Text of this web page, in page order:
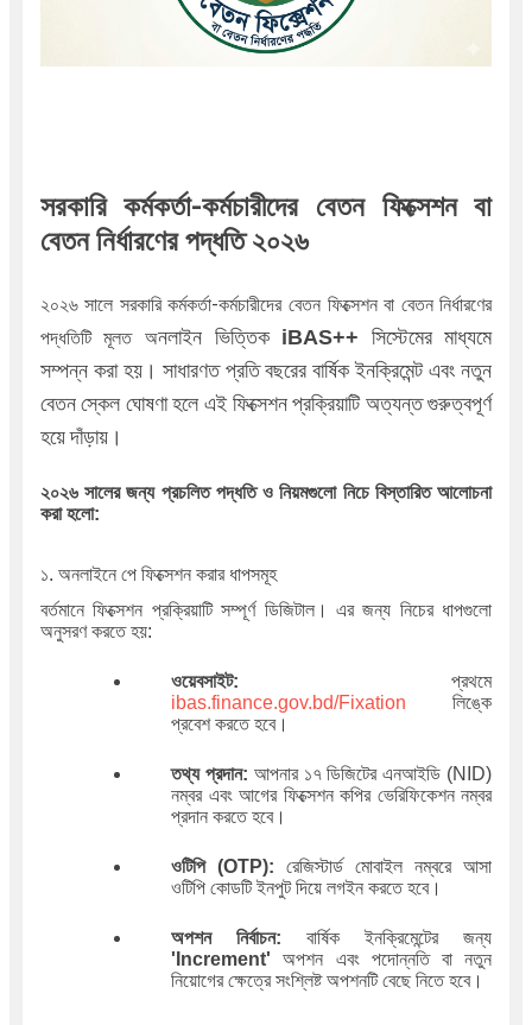
সরকারি কর্মকর্তা-কর্মচারীদের বেতন ফিক্সেশন বা
বেতন নির্ধারণের পদ্ধতি ২০২৬
২০২৬ সালে সরকারি কর্মকর্তা-কর্মচারীদের বেতন ফিক্সেশন বা বেতন নির্ধারণের
পদ্ধতিটি মূলত অনলাইন ভিত্তিক iBAS++ সিস্টেমের মাধ্যমে
সম্পন্ন করা হয়। সাধারণত প্রতি বছরের বার্ষিক ইনক্রিমেন্ট এবং নতুন
বেতন স্কেল ঘোষণা হলে এই ফিক্সেশন প্রক্রিয়াটি অত্যন্ত গুরুত্বপূর্ণ
হয়ে দাঁড়ায়।
২০২৬ সালের জন্য প্রচলিত পদ্ধতি ও নিয়মগুলো নিচে বিস্তারিত আলোচনা
করা হলো:
১. অনলাইনে পে ফিক্সেশন করার ধাপসমূহ
বর্তমানে ফিক্সেশন প্রক্রিয়াটি সম্পূর্ণ ডিজিটাল। এর জন্য নিচের ধাপগুলো
অনুসরণ করতে হয়:
ওয়েবসাইট: প্রথমে
ibas.finance.gov.bd/Fixation লিঙ্কে
প্রবেশ করতে হবে।
তথ্য প্রদান: আপনার ১৭ ডিজিটের এনআইডি (NID)
নম্বর এবং আগের ফিক্সেশন কপির ভেরিফিকেশন নম্বর
প্রদান করতে হবে।
ওটিপি (OTP): রেজিস্টার্ড মোবাইল নম্বরে আসা
ওটিপি কোডটি ইনপুট দিয়ে লগইন করতে হবে।
অপশন নির্বাচন: বার্ষিক ইনক্রিমেন্টের জন্য
'Increment' অপশন এবং পদোন্নতি বা নতুন
নিয়োগের ক্ষেত্রে সংশ্লিষ্ট অপশনটি বেছে নিতে হবে।